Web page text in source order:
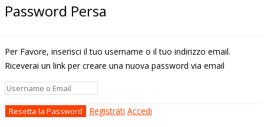
Password Persa
Per Favore, inserisci il tuo username o il tuo indirizzo email.
Riceverai un link per creare una nuova password via email
Registrati Accedi